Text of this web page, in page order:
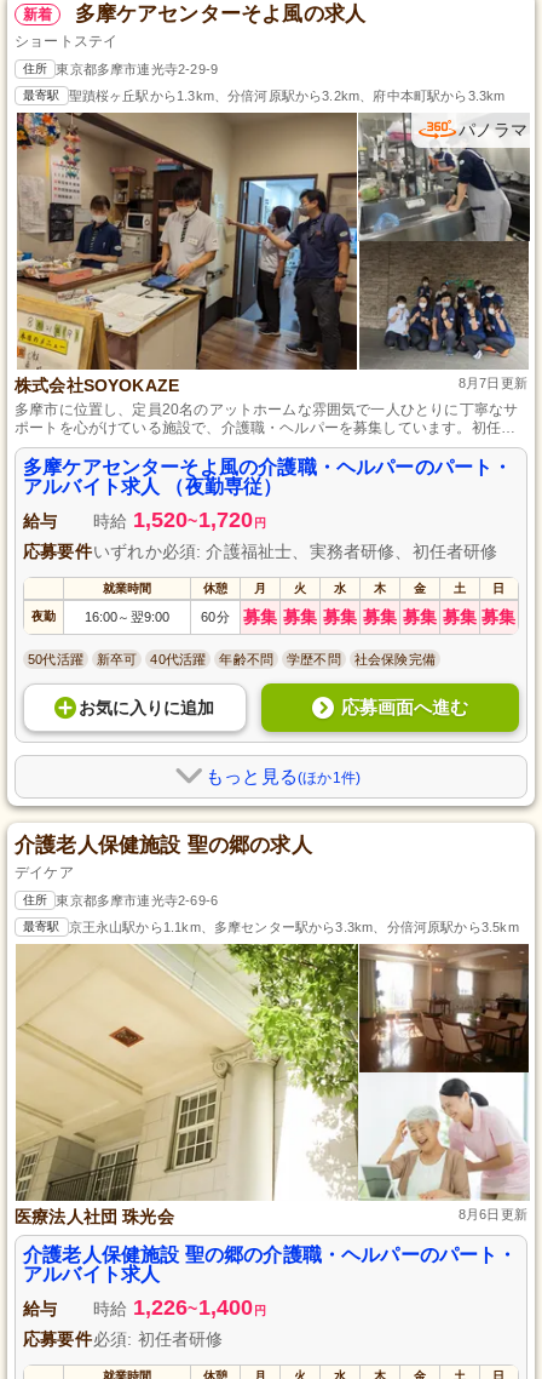
新着 多摩ケアセンターそよ風の求人
ショートステイ
住所 東京都多摩市連光寺2-29-9
最寄駅 聖蹟桜ヶ丘駅から1.3km、分倍河原駅から3.2km、府中本町駅から3.3km
パノラマ
株式会社SOYOKAZE 8月7日更新
多摩市に位置し、定員20名のアットホームな雰囲気で一人ひとりに丁寧なサ
ポートを心がけている施設で、介護職・ヘルパーを募集しています。初任者
研修（旧ヘルパー2級）をお持ちであれば、介護業務未経験の方でも研修制度
を通じて安心してスタートでき、勤務日数と就業時間は相談可能ですので、
プライベートを大切にしながら働ける環境です。
多摩ケアセンターそよ風の介護職・ヘルパーのパート・
アルバイト求人 （夜勤専従）
給与 時給 1,520~1,720 円
応募要件いずれか必須: 介護福祉士、実務者研修、初任者研修
就業時間 休憩 月 火 水 木 金 土 日
夜勤 16:00～ 翌9:00 60分 募集 募集 募集 募集 募集 募集 募集
50代活躍 新卒可 40代活躍 年齢不問 学歴不問 社会保険完備
お気に入り に追加 応募画面へ進む
もっと見る(ほか1件)
介護老人保健施設 聖の郷の求人
デイケア
住所 東京都多摩市連光寺2-69-6
最寄駅 京王永山駅から1.1km、多摩センター駅から3.3km、分倍河原駅から3.5km
医療法人社団 珠光会 8月6日更新
介護老人保健施設 聖の郷の介護職・ヘルパーのパート・
アルバイト求人
給与 時給 1,226~1,400 円
応募要件必須: 初任者研修
就業時間 休憩 月 火 水 木 金 土 日